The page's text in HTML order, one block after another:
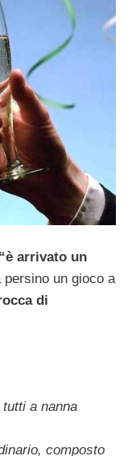
“è arrivato un
persino un gioco a
di
a nanna
composto